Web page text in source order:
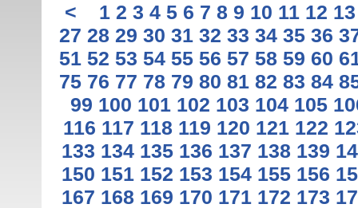
< 1 2 3 4 5 6 7 8 9 10 11 12 13
27 28 29 30 31 32 33 34 35 36
51 52 53 54 55 56 57 58 59 60
75 76 77 78 79 80 81 82 83 84
99 100 101 102 103 104 105
116 117 118 119 120 121 122
133 134 135 136 137 138 139
150 151 152 153 154 155 156
167 168 169 170 171 172 173